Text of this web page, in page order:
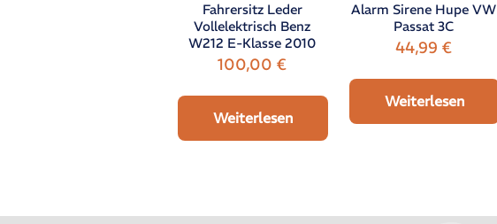
Fahrersitz Leder
Vollelektrisch Benz
W212 E-Klasse 2010
100,00€
Weiterlesen
Alarm Sirene Hupe VW
Passat 3C
44,99 €
Weiterlesen